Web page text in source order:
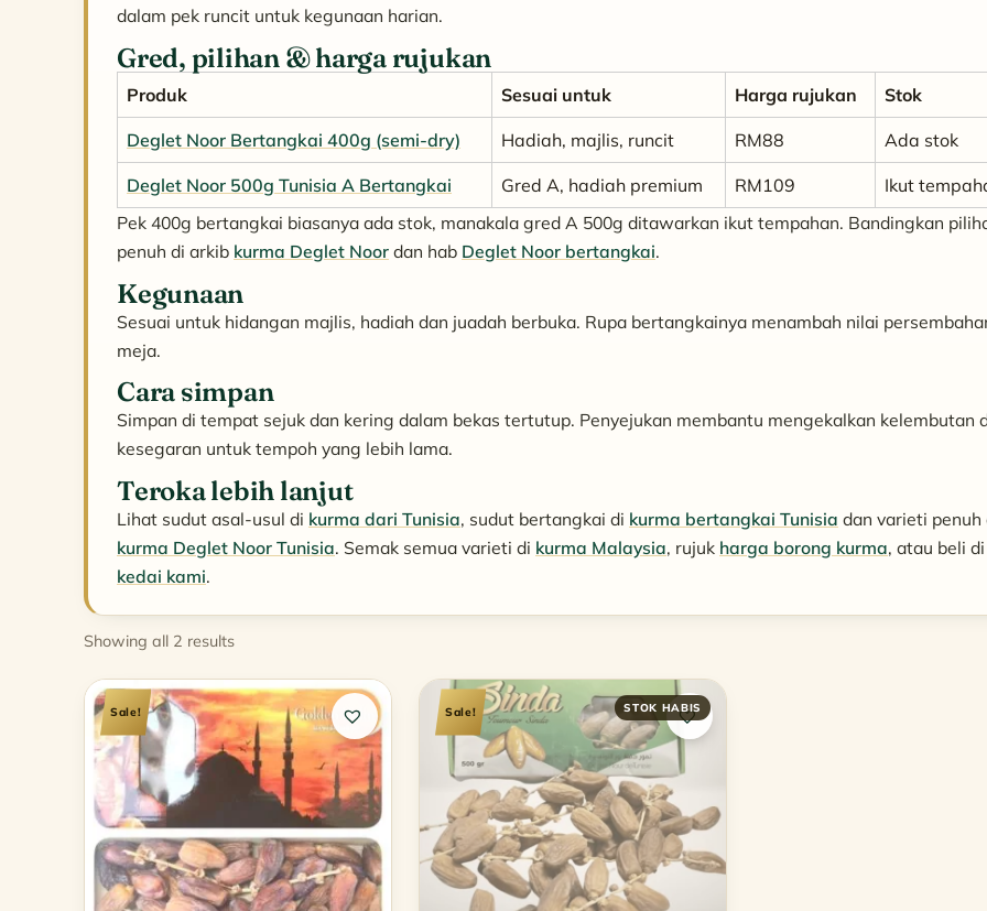
dalam pek runcit untuk kegunaan harian.
Gred, pilihan & harga rujukan
Produk Sesuai untuk Harga rujukan Stok
Deglet Noor Bertangkai 400g (semi-dry) Hadiah, majlis, runcit RM88 Ada stok
Deglet Noor 500g Tunisia A Bertangkai Gred A, hadiah premium RM109
Ikut
Pek 400g bertangkai biasanya ada stok, manakala gred A 500g ditawarkan ikut tempahan. Bandingkan
penuh di arkib kurma Deglet Noor dan hab Deglet Noor bertangkai.
Kegunaan
Sesuai untuk hidangan majlis, hadiah dan juadah berbuka. Rupa bertangkainya menambah nilai
meja.
Cara simpan
Simpan di tempat sejuk dan kering dalam bekas tertutup. Penyejukan membantu mengekalkan kelembutan
kesegaran untuk tempoh yang lebih lama.
Teroka lebih lanjut
Lihat sudut asal-usul di kurma dari Tunisia, sudut bertangkai di kurma bertangkai Tunisia dan varieti penuh
kurma Deglet Noor Tunisia. Semak semua varieti di kurma Malaysia, rujuk harga borong kurma, atau beli di
kedai kami.
Showing all 2 resultsSorted
popularity
Sale! Sale!